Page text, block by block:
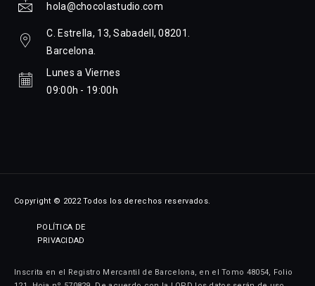
hola@chocolastudio.com
C. Estrella, 13, Sabadell, 08201.
Barcelona.
Lunes a Viernes
09:00h - 19:00h
Copyright © 2022 Todos los derechos reservados.
POLÍTICA DE
PRIVACIDAD
Inscrita en el Registro Mercantil de Barcelona, en el Tomo 48054, Folio